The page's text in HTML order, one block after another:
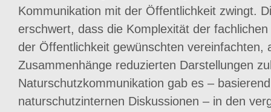
Kommunikation mit der Öffentlichkeit zwingt.
erschwert, dass die Komplexität der
der Öffentlichkeit gewünschten vereinfachten,
Zusammenhänge reduzierten Darstellungen
Naturschutzkommunikation gab es –
naturschutzinternen Diskussionen – in den